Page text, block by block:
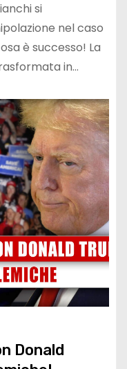
si
nel caso
è successo! La
in…
Donald